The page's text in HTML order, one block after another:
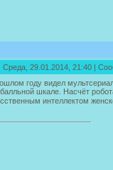
Среда, 29.01.2014, 21:40 |
году видел
шкале. Насчёт
интеллектом